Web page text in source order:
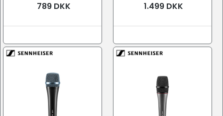
789 DKK 1.499 DKK